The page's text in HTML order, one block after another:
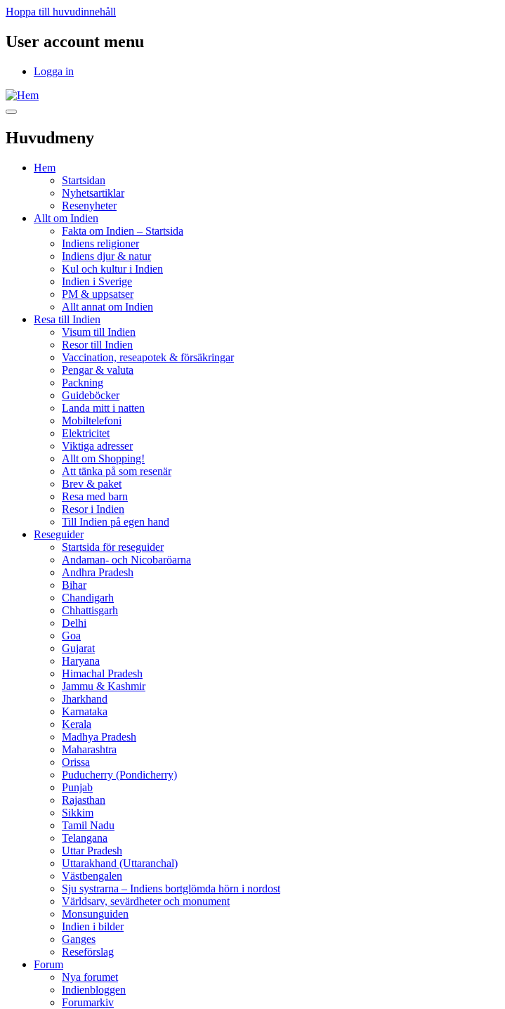
Hoppa till huvudinnehåll
User account menu
Logga in
Huvudmeny
Hem
Startsidan
Nyhetsartiklar
Resenyheter
Allt om Indien
Fakta om Indien – Startsida
Indiens religioner
Indiens djur & natur
Kul och kultur i Indien
Indien i Sverige
PM & uppsatser
Allt annat om Indien
Resa till Indien
Visum till Indien
Resor till Indien
Vaccination, reseapotek & försäkringar
Pengar & valuta
Packning
Guideböcker
Landa mitt i natten
Mobiltelefoni
Elektricitet
Viktiga adresser
Allt om Shopping!
Att tänka på som resenär
Brev & paket
Resa med barn
Resor i Indien
Till Indien på egen hand
Reseguider
Startsida för reseguider
Andaman- och Nicobaröarna
Andhra Pradesh
Bihar
Chandigarh
Chhattisgarh
Delhi
Goa
Gujarat
Haryana
Himachal Pradesh
Jammu & Kashmir
Jharkhand
Karnataka
Kerala
Madhya Pradesh
Maharashtra
Orissa
Puducherry (Pondicherry)
Punjab
Rajasthan
Sikkim
Tamil Nadu
Telangana
Uttar Pradesh
Uttarakhand (Uttaranchal)
Västbengalen
Sju systrarna – Indiens bortglömda hörn i nordost
Världsarv, sevärdheter och monument
Monsunguiden
Indien i bilder
Ganges
Reseförslag
Forum
Nya forumet
Indienbloggen
Forumarkiv